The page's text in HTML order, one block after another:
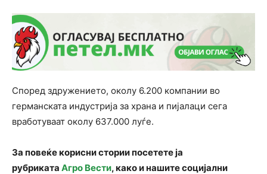
Според здружението, околу 6.200 компании во
германската индустрија за храна и пијалаци сега
вработуваат околу 637.000 луѓе.
За повеќе корисни стории посетете ја
рубриката Агро Вести, како и нашите социјални